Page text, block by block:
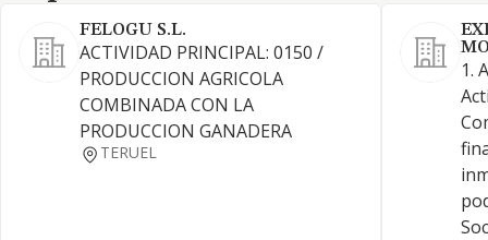
FELOGU S.L.
ACTIVIDAD PRINCIPAL: 0150 /
PRODUCCION AGRICOLA
COMBINADA CON LA
PRODUCCION GANADERA
TERUEL
1.